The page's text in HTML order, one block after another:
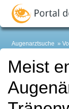
Augenarztsuche
Meist